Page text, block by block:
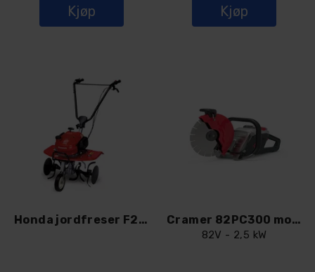
Kjøp Kjøp
Honda jordfreser F220 Cramer 82PC300 motorkapper
82V - 2,5 kW